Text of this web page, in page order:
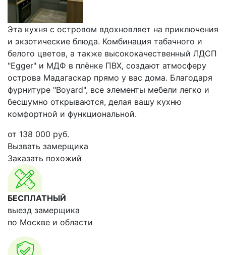
Эта кухня с островом вдохновляет на приключения
и экзотические блюда. Комбинация табачного и
белого цветов, а также высококачественный ЛДСП
"Egger" и МДФ в плёнке ПВХ, создают атмосферу
острова Мадагаскар прямо у вас дома. Благодаря
фурнитуре "Boyard", все элементы мебели легко и
бесшумно открываются, делая вашу кухню
комфортной и функциональной.
от 138 000 руб.
Вызвать замерщика
Заказать похожий
БЕСПЛАТНЫЙ
выезд замерщика
по Москве и области